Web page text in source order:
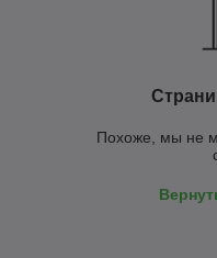
Похоже, мы не